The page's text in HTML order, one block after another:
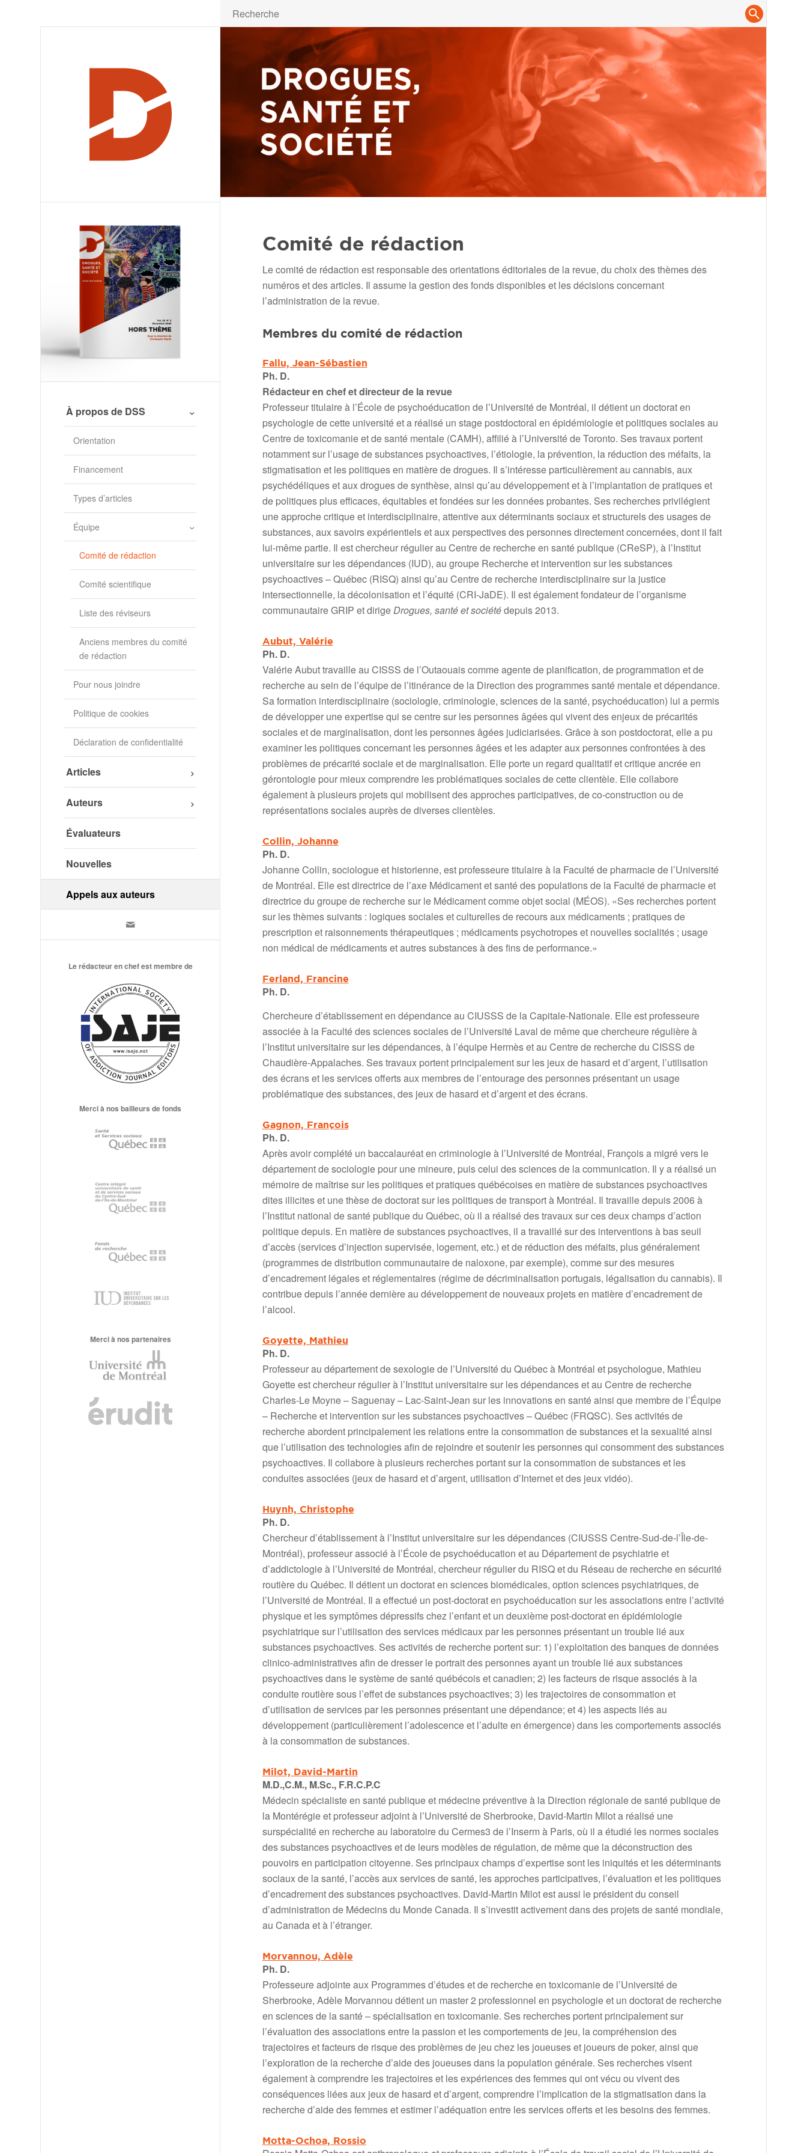
À propos de DSS
Orientation
Financement
Types d’articles
Équipe
Comité de rédaction
Comité scientifique
Liste des réviseurs
Anciens membres du comité
de rédaction
Pour nous joindre
Politique de cookies
Déclaration de confidentialité
Articles
Auteurs
Évaluateurs
Nouvelles
Appels aux auteurs
Le rédacteur en chef est membre de
Merci à nos bailleurs de fonds
Merci à nos partenaires
Comité de rédaction
Le comité de rédaction est responsable des orientations éditoriales de la revue, du choix des thèmes des
numéros et des articles. Il assume la gestion des fonds disponibles et les décisions concernant
l’administration de la revue.
Membres du comité de rédaction
Fallu, Jean-Sébastien
Ph. D.
Rédacteur en chef et directeur de la revue
Professeur titulaire à l’École de psychoéducation de l’Université de Montréal, il détient un doctorat en
psychologie de cette université et a réalisé un stage postdoctoral en épidémiologie et politiques sociales au
Centre de toxicomanie et de santé mentale (CAMH), affilié à l’Université de Toronto. Ses travaux portent
notamment sur l’usage de substances psychoactives, l’étiologie, la prévention, la réduction des méfaits, la
stigmatisation et les politiques en matière de drogues. Il s’intéresse particulièrement au cannabis, aux
psychédéliques et aux drogues de synthèse, ainsi qu’au développement et à l’implantation de pratiques et
de politiques plus efficaces, équitables et fondées sur les données probantes. Ses recherches privilégient
une approche critique et interdisciplinaire, attentive aux déterminants sociaux et structurels des usages de
substances, aux savoirs expérientiels et aux perspectives des personnes directement concernées, dont il fait
lui-même partie. Il est chercheur régulier au Centre de recherche en santé publique (CReSP), à l’Institut
universitaire sur les dépendances (IUD), au groupe Recherche et intervention sur les substances
psychoactives – Québec (RISQ) ainsi qu’au Centre de recherche interdisciplinaire sur la justice
intersectionnelle, la décolonisation et l’équité (CRI-JaDE). Il est également fondateur de l’organisme
communautaire GRIP et dirigeDrogues, santé et sociétédepuis 2013.
Aubut, Valérie
Ph. D.
Valérie Aubut travaille au CISSS de l’Outaouais comme agente de planification, de programmation et de
recherche au sein de l’équipe de l’itinérance de la Direction des programmes santé mentale et dépendance.
Sa formation interdisciplinaire (sociologie, criminologie, sciences de la santé, psychoéducation) lui a permis
de développer une expertise qui se centre sur les personnes âgées qui vivent des enjeux de précarités
sociales et de marginalisation, dont les personnes âgées judiciarisées. Grâce à son postdoctorat, elle a pu
examiner les politiques concernant les personnes âgées et les adapter aux personnes confrontées à des
problèmes de précarité sociale et de marginalisation. Elle porte un regard qualitatif et critique ancrée en
gérontologie pour mieux comprendre les problématiques sociales de cette clientèle. Elle collabore
également à plusieurs projets qui mobilisent des approches participatives, de co-construction ou de
représentations sociales auprès de diverses clientèles.
Collin, Johanne
Ph. D.
Johanne Collin, sociologue et historienne, est professeure titulaire à la Faculté de pharmacie de l’Université
de Montréal. Elle est directrice de l’axe Médicament et santé des populations de la Faculté de pharmacie et
directrice du groupe de recherche sur le Médicament comme objet social (MÉOS). «Ses recherches portent
sur les thèmes suivants : logiques sociales et culturelles de recours aux médicaments ; pratiques de
prescription et raisonnements thérapeutiques ; médicaments psychotropes et nouvelles socialités ; usage
non médical de médicaments et autres substances à des fins de performance.»
Ferland, Francine
Ph. D.
Chercheure d’établissement en dépendance au CIUSSS de la Capitale-Nationale. Elle est professeure
associée à la Faculté des sciences sociales de l’Université Laval de même que chercheure régulière à
l’Institut universitaire sur les dépendances, à l’équipe Hermès et au Centre de recherche du CISSS de
Chaudière-Appalaches. Ses travaux portent principalement sur les jeux de hasard et d’argent, l’utilisation
des écrans et les services offerts aux membres de l’entourage des personnes présentant un usage
problématique des substances, des jeux de hasard et d’argent et des écrans.
Gagnon, François
Ph. D.
Après avoir complétéun baccalauréat en criminologieàl’Universitéde Montréal, François a migrévers le
département de sociologie pour une mineure, puis celui des sciences de la communication. Il y a réaliséun
mémoire de maîtrise sur les politiques et pratiques québécoises en matière de substances psychoactives
dites illicites et une thèse de doctorat sur les politiques de transportàMontréal. Il travaille depuis 2006à
l’Institut national de santépublique du Québec, où il a réalisédes travaux sur ces deux champs d’action
politique depuis. En matière de substances psychoactives, il a travaillésur des interventionsàbas seuil
d’accès (services d’injection supervisée, logement, etc.) et de réduction des méfaits, plus généralement
(programmes de distribution communautaire de naloxone, par exemple), comme sur des mesures
d’encadrement légales et réglementaires (régime de décriminalisation portugais, légalisation du cannabis). Il
contribue depuis l’année dernière au développement de nouveaux projets en matière d’encadrement de
l’alcool.
Goyette, Mathieu
Ph. D.
Professeur au département de sexologie de l’Université du Québec à Montréal et psychologue, Mathieu
Goyette est chercheur régulier à l’Institut universitaire sur les dépendances et au Centre de recherche
Charles-Le Moyne – Saguenay – Lac-Saint-Jean sur les innovations en santé ainsi que membre de l’Équipe
– Recherche et intervention sur les substances psychoactives – Québec (FRQSC). Ses activités de
recherche abordent principalement les relations entre la consommation de substances et la sexualité ainsi
que l’utilisation des technologies afin de rejoindre et soutenir les personnes qui consomment des substances
psychoactives. Il collabore à plusieurs recherches portant sur la consommation de substances et les
conduites associées (jeux de hasard et d’argent, utilisation d’Internet et des jeux vidéo).
Huynh, Christophe
Ph. D.
Chercheur d’établissement à l’Institut universitaire sur les dépendances (CIUSSS Centre-Sud-de-l’Île-de-
Montréal), professeur associé à l’École de psychoéducation et au Département de psychiatrie et
d’addictologie à l’Université de Montréal, chercheur régulier du RISQ et du Réseau de recherche en sécurité
routière du Québec. Il détient un doctorat en sciences biomédicales, option sciences psychiatriques, de
l’Université de Montréal. Il a effectué un post-doctorat en psychoéducation sur les associations entre l’activité
physique et les symptômes dépressifs chez l’enfant et un deuxième post-doctorat en épidémiologie
psychiatrique sur l’utilisation des services médicaux par les personnes présentant un trouble lié aux
substances psychoactives. Ses activités de recherche portent sur: 1) l’exploitation des banques de données
clinico-administratives afin de dresser le portrait des personnes ayant un trouble lié aux substances
psychoactives dans le système de santé québécois et canadien; 2) les facteurs de risque associés à la
conduite routière sous l’effet de substances psychoactives; 3) les trajectoires de consommation et
d’utilisation de services par les personnes présentant une dépendance; et 4) les aspects liés au
développement (particulièrement l’adolescence et l’adulte en émergence) dans les comportements associés
à la consommation de substances.
Milot, David-Martin
M.D.,C.M., M.Sc., F.R.C.P.C
Médecin spécialiste en santé publique et médecine préventive à la Direction régionale de santé publique de
la Montérégie et professeur adjoint à l’Université de Sherbrooke, David-Martin Milot a réalisé une
surspécialité en recherche au laboratoire du Cermes3 de l’Inserm à Paris, où il a étudié les normes sociales
des substances psychoactives et de leurs modèles de régulation, de même que la déconstruction des
pouvoirs en participation citoyenne. Ses principaux champs d’expertise sont les iniquités et les déterminants
sociaux de la santé, l’accès aux services de santé, les approches participatives, l’évaluation et les politiques
d’encadrement des substances psychoactives. David-Martin Milot est aussi le président du conseil
d’administration de Médecins du Monde Canada. Il s’investit activement dans des projets de santé mondiale,
au Canada et à l’étranger.
Morvannou, Adèle
Ph. D.
Professeure adjointe aux Programmes d’études et de recherche en toxicomanie de l’Université de
Sherbrooke, Adèle Morvannou détient un master 2 professionnel en psychologie et un doctorat de recherche
en sciences de la santé – spécialisation en toxicomanie. Ses recherches portent principalement sur
l’évaluation des associations entre la passion et les comportements de jeu, la compréhension des
trajectoires et facteurs de risque des problèmes de jeu chez les joueuses et joueurs de poker, ainsi que
l’exploration de la recherche d’aide des joueuses dans la population générale. Ses recherches visent
également à comprendre les trajectoires et les expériences des femmes qui ont vécu ou vivent des
conséquences liées aux jeux de hasard et d’argent, comprendre l’implication de la stigmatisation dans la
recherche d’aide des femmes et estimer l’adéquation entre les services offerts et les besoins des femmes.
Motta-Ochoa, Rossio